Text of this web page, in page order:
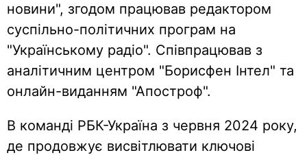
новини", згодом працював редактором
суспільно-політичних програм на
"Українському радіо". Співпрацював з
аналітичним центром "Борисфен Інтел" та
онлайн-виданням "Апостроф".
В команді РБК-Україна з червня 2024 року,
де продовжує висвітлювати ключові